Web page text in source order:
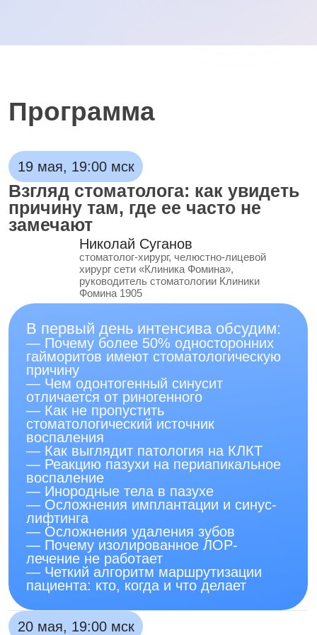
на одонтогенный синусит
Во второй день интенсива обсудим:
— Распространенность одонтогенного
синусита в структуре хронических
верхнечелюстных синуситов
— Анатомические предпосылки
развития заболевания
— Патогенетические механизмы
распространения инфекции
— Особенности микробиологического
— Клинические критерии
дифференциальной диагностики
— Современные методы лучевой
диагностики и алгоритмы выбора
исследований
— Экспертные диагностические
критерии
— Причины и профилактику
ятрогенного синусита
— Принципы антибактериальной
терапии
— Показания к хирургическому
лечению
— Роль эндоскопической хирургии
пазух
— Междисциплинарный подход
и координацию этапов лечения
Стоимость участия